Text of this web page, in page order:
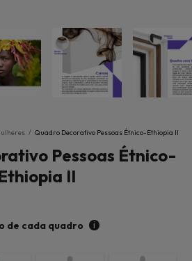
/ Quadro Decorativo Pessoas Étnico-Ethiopia II
Pessoas Étnico-
II
de cada quadro i